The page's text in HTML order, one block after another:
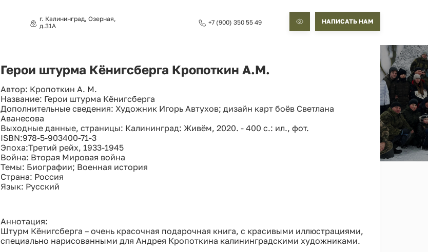
г. Калининград, Озерная,
д.31А
+7 (900) 350 55 49 НАПИСАТЬ НАМ
Герои штурма Кёнигсберга Кропоткин А.М.
Автор: Кропоткин А. М.
Название: Герои штурма Кёнигсберга
Дополнительные сведения: Художник Игорь Автухов; дизайн карт боёв Светлана
Аванесова
Выходные данные, страницы: Калининград: Живём, 2020. - 400 с.: ил., фот.
ISBN:978-5-903400-71-3
Эпоха:Третий рейх, 1933-1945
Война: Вторая Мировая война
Темы: Биографии; Военная история
Страна: Россия
Язык: Русский
Аннотация:
Штурм Кёнигсберга – очень красочная подарочная книга, с красивыми иллюстрациями,
специально нарисованными для Андрея Кропоткина калининградскими художниками.